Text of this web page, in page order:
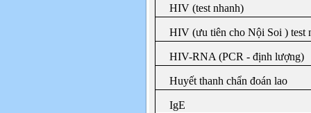
HIV (test nhanh)
HIV (ưu tiên cho Nội Soi ) test
HIV-RNA (PCR - định lượng)
Huyết thanh chẩn đoán lao
IgE